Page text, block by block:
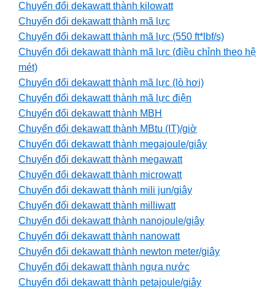
Chuyển đổi dekawatt thành kilowatt
Chuyển đổi dekawatt thành mã lực
Chuyển đổi dekawatt thành mã lực (550 ft*lbf/s)
Chuyển đổi dekawatt thành mã lực (điều chỉnh theo hệ
mét)
Chuyển đổi dekawatt thành mã lực (lò hơi)
Chuyển đổi dekawatt thành mã lực điện
Chuyển đổi dekawatt thành MBH
Chuyển đổi dekawatt thành MBtu (IT)/giờ
Chuyển đổi dekawatt thành megajoule/giây
Chuyển đổi dekawatt thành megawatt
Chuyển đổi dekawatt thành microwatt
Chuyển đổi dekawatt thành mili jun/giây
Chuyển đổi dekawatt thành milliwatt
Chuyển đổi dekawatt thành nanojoule/giây
Chuyển đổi dekawatt thành nanowatt
Chuyển đổi dekawatt thành newton meter/giây
Chuyển đổi dekawatt thành ngựa nước
Chuyển đổi dekawatt thành petajoule/giây